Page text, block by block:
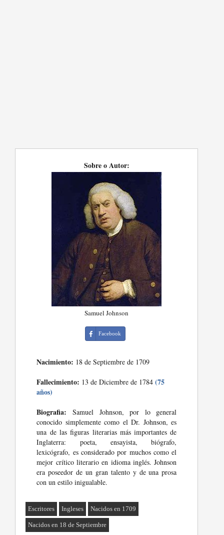
Sobre o Autor:
Samuel Johnson
Facebook
Nacimiento: 18 de Septiembre de 1709
Fallecimiento: 13 de Diciembre de 1784(75
años)
Biografia: Samuel Johnson, por lo general
conocido simplemente como el Dr. Johnson, es
una de las figuras literarias más importantes de
Inglaterra: poeta, ensayista, biógrafo,
lexicógrafo, es considerado por muchos como el
mejor crítico literario en idioma inglés. Johnson
era poseedor de un gran talento y de una prosa
con un estilo inigualable.
Escritores Ingleses Nacidos en 1709
Nacidos en 18 de Septiembre